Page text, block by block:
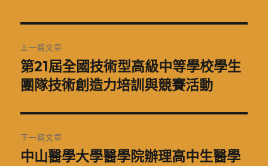
章
導
覽
上一篇文章
上
一
文
章:
第21屆全國技術型高級中等學校學生
團隊技術創造力培訓與競賽活動
下一篇文章
下
中山醫學大學醫學院辦理高中生醫學